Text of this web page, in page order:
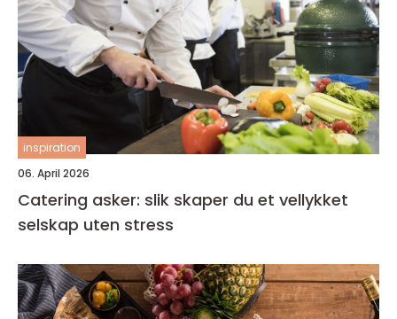
inspiration
06. April 2026
Catering asker: slik skaper du et vellykket
selskap uten stress